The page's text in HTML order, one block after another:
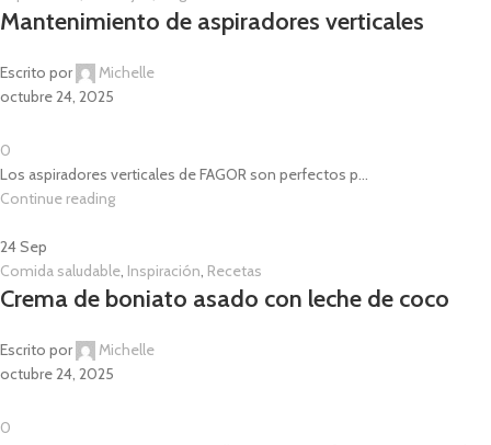
Mantenimiento de aspiradores verticales
Escrito por
Michelle
octubre 24, 2025
0
Los aspiradores verticales de FAGOR son perfectos p...
Continue reading
24Sep
Comida saludable Inspiración Recetas
Crema de boniato asado con leche de coco
Escrito por
Michelle
octubre 24, 2025
0